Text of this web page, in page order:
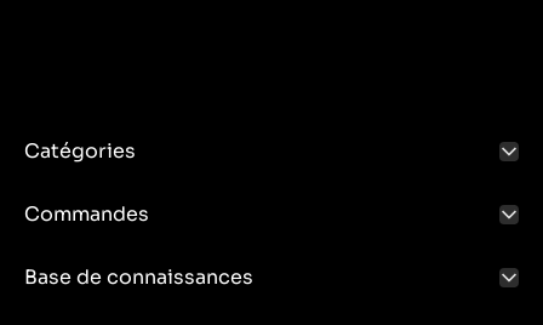
Catégories
Commandes
Base de connaissances